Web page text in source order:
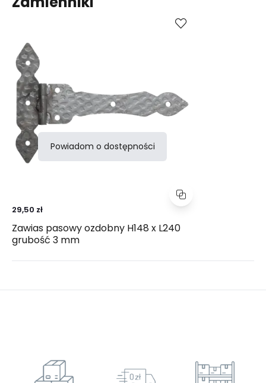
Powiadom o dostępności
29,50 zł
Zawias pasowy ozdobny H148 x L240
grubość 3 mm